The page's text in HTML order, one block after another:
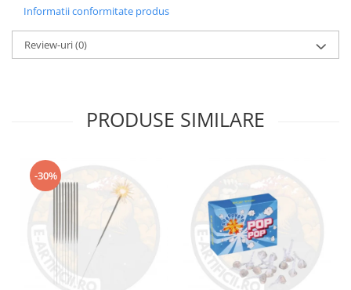
Informatii conformitate produs
Review-uri(0)
PRODUSE SIMILARE
-30%